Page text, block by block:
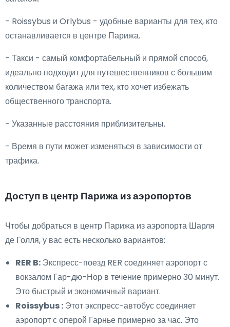
- Roissybus и Orlybus - удобные варианты для тех, кто
останавливается в центре Парижа.
- Такси - самый комфортабельный и прямой способ,
идеально подходит для путешественников с большим
количеством багажа или тех, кто хочет избежать
общественного транспорта.
- Указанные расстояния приблизительны.
- Время в пути может изменяться в зависимости от
трафика.
Доступ в центр Парижа из аэропортов
Чтобы добраться в центр Парижа из аэропорта Шарля
де Голля, у вас есть несколько вариантов:
RER B: Экспресс-поезд RER соединяет аэропорт с
вокзалом Гар-дю-Нор в течение примерно 30 минут.
Это быстрый и экономичный вариант.
Roissybus : Этот экспресс-автобус соединяет
аэропорт с оперой Гарнье примерно за час. Это